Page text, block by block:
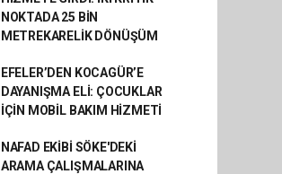
NOKTADA 25 BİN
METREKARELİK DÖNÜŞÜM
EFELER’DEN KOCAGÜR’E
DAYANIŞMA ELİ: ÇOCUKLAR
İÇİN MOBİL BAKIM HİZMETİ
NAFAD EKİBİ SÖKE'DEKİ
ARAMA ÇALIŞMALARINA